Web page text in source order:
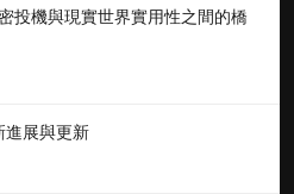
投機與現實世界實用性之間的橋
進展與更新